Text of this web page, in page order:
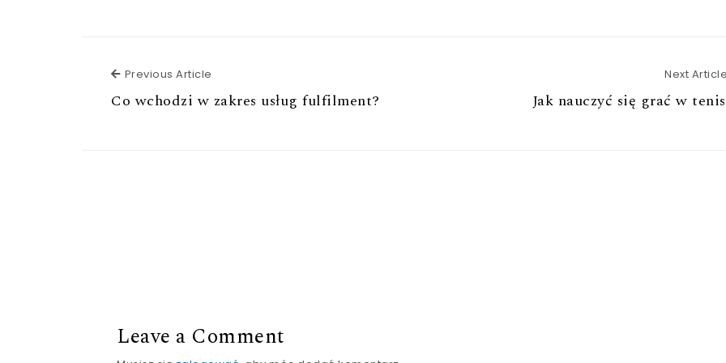
Previous Article
Co wchodzi w zakres usług fulfilment?
Next Article
Jak nauczyć się grać w
Leave a Comment